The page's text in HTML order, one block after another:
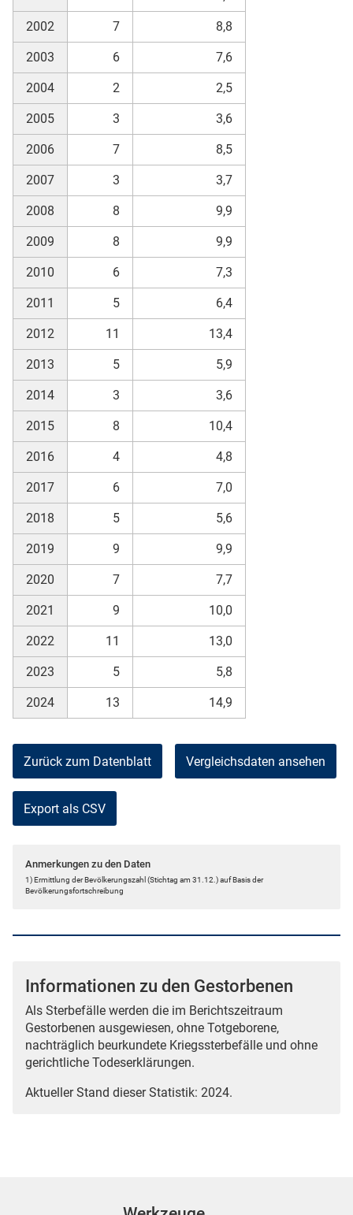
2002 7 8,8
2003 6 7,6
2004 2 2,5
2005 3 3,6
2006 7 8,5
2007 3 3,7
2008 8 9,9
2009 8 9,9
2010 6 7,3
2011 5 6,4
2012 11 13,4
2013 5 5,9
2014 3 3,6
2015 8 10,4
2016 4 4,8
2017 6 7,0
2018 5 5,6
2019 9 9,9
2020 7 7,7
2021 9 10,0
2022 11 13,0
2023 5 5,8
2024 13 14,9
Zurück zum Datenblatt Vergleichsdaten ansehen
Export als CSV
Anmerkungen zu den Daten
1) Ermittlung der Bevölkerungszahl (Stichtag am 31.12.) auf Basis der
Bevölkerungsfortschreibung
Informationen zu den Gestorbenen
Als Sterbefälle werden die im Berichtszeitraum
Gestorbenen ausgewiesen, ohne Totgeborene,
nachträglich beurkundete Kriegssterbefälle und ohne
gerichtliche Todeserklärungen.
Aktueller Stand dieser Statistik: 2024.